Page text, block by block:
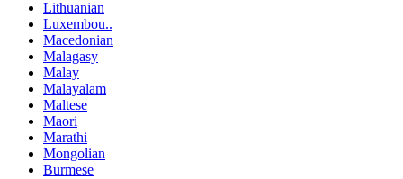
Lithuanian
Luxembou..
Macedonian
Malagasy
Malay
Malayalam
Maltese
Maori
Marathi
Mongolian
Burmese